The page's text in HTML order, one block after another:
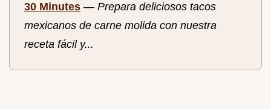
30 Minutes — Prepara deliciosos tacos
mexicanos de carne molida con nuestra
receta fácil y...